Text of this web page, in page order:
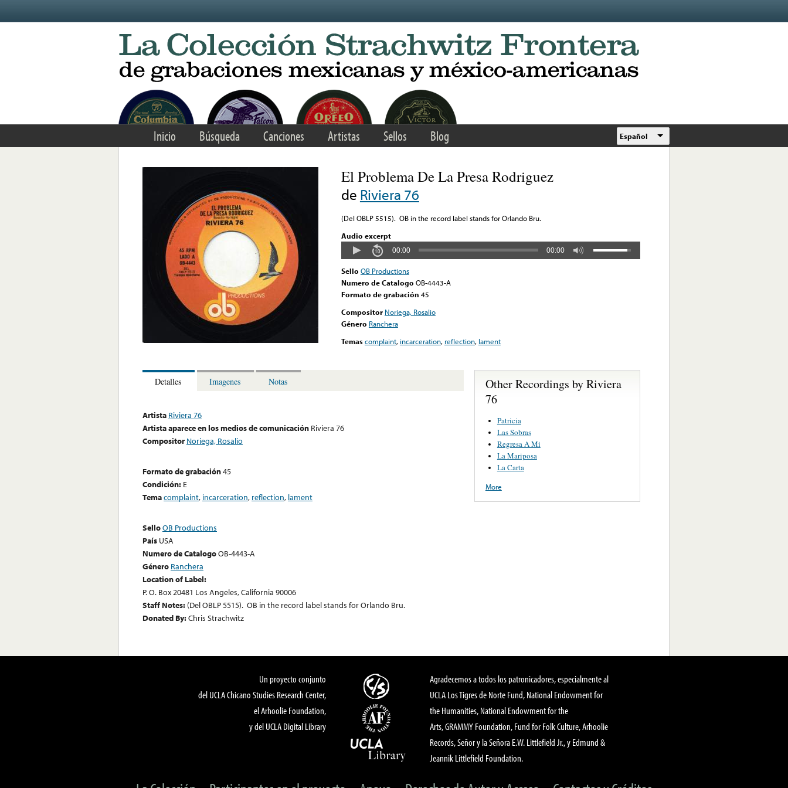
Inicio Búsqueda Canciones Artistas Sellos Blog Español
El Problema De La Presa Rodriguez
de Riviera 76
(Del OBLP 5515). OB in the record label stands for Orlando Bru.
Audio excerpt
00:00 00:00
Sello OB Productions
Numero de Catalogo OB-4443-A
Formato de grabación 45
Compositor Noriega, Rosalio
Género Ranchera
Temascomplaint, incarceration, reflection, lament
Detalles Imagenes Notas
Artista Riviera 76
Artista aparece en los medios de comunicación Riviera 76
Compositor Noriega, Rosalio
Formato de grabación45
Condición: E
Temacomplaint, incarceration, reflection, lament
SelloOB Productions
País USA
Numero de CatalogoOB-4443-A
Género Ranchera
Location of Label:
P. O. Box 20481 Los Angeles, California 90006
Staff Notes: (Del OBLP 5515). OB in the record label stands for Orlando Bru.
Donated By:Chris Strachwitz
Other Recordings by Riviera
76
Patricia
Las Sobras
Regresa A Mi
La Mariposa
La Carta
More
Un proyecto conjunto
del UCLA Chicano Studies Research Center,
el Arhoolie Foundation,
y del UCLA Digital Library
Agradecemos a todos los patronicadores, especialmente al
UCLA Los Tigres de Norte Fund, National Endowment for
the Humanities, National Endowment for the
Arts, GRAMMY Foundation, Fund for Folk Culture, Arhoolie
Records, Señor y la Señora E.W. Littlefield Jr., y Edmund &
Jeannik Littlefield Foundation.